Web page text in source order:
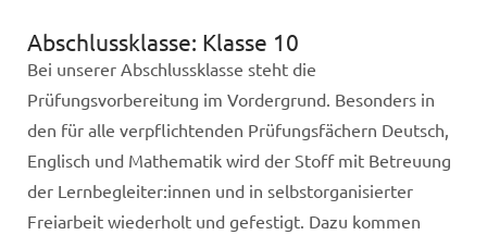
Abschlussklasse: Klasse 10
Bei unserer Abschlussklasse steht die
Prüfungsvorbereitung im Vordergrund. Besonders in
den für alle verpflichtenden Prüfungsfächern Deutsch,
Englisch und Mathematik wird der Stoff mit Betreuung
der Lernbegleiter:innen und in selbstorganisierter
Freiarbeit wiederholt und gefestigt. Dazu kommen